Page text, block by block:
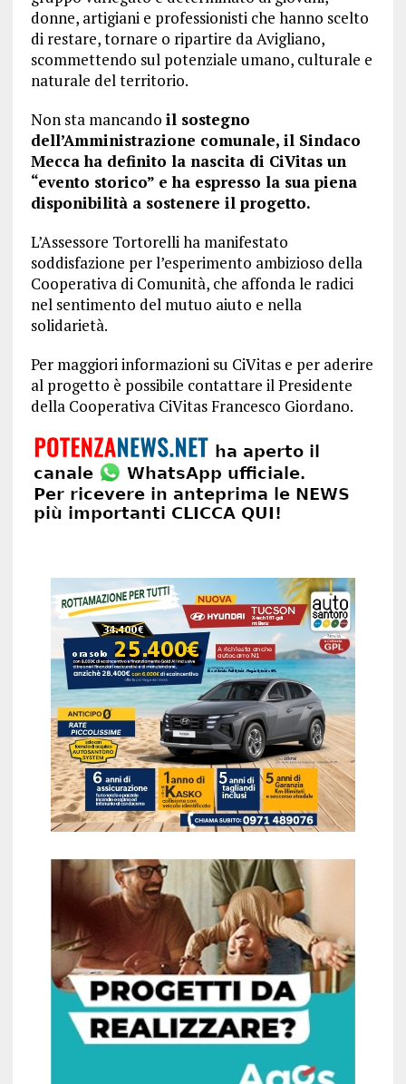
donne, artigiani e professionisti che hanno scelto
di restare, tornare o ripartire da Avigliano,
scommettendo sul potenziale umano, culturale e
naturale del territorio.
Non sta mancando il sostegno
dell’Amministrazione comunale, il Sindaco
Mecca ha definito la nascita di CiVitas un
“evento storico” e ha espresso la sua piena
disponibilità a sostenere il progetto.
L’Assessore Tortorelli ha manifestato
soddisfazione per l’esperimento ambizioso della
Cooperativa di Comunità, che affonda le radici
nel sentimento del mutuo aiuto e nella
solidarietà.
Per maggiori informazioni su CiVitas e per aderire
al progetto è possibile contattare il Presidente
della Cooperativa CiVitas Francesco Giordano.